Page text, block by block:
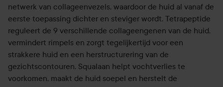
netwerk van collageenvezels, waardoor de huid al vanaf de
eerste toepassing dichter en steviger wordt. Tetrapeptide
reguleert de 9 verschillende collageengenen van de huid,
vermindert rimpels en zorgt tegelijkertijd voor een
strakkere huid en een herstructurering van de
gezichtscontouren. Squalaan helpt vochtverlies te
voorkomen, maakt de huid soepel en herstelt de